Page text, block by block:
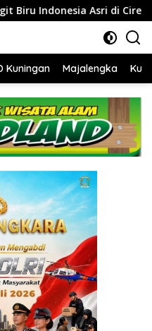
di Cirebon
Kuningan Majalengka